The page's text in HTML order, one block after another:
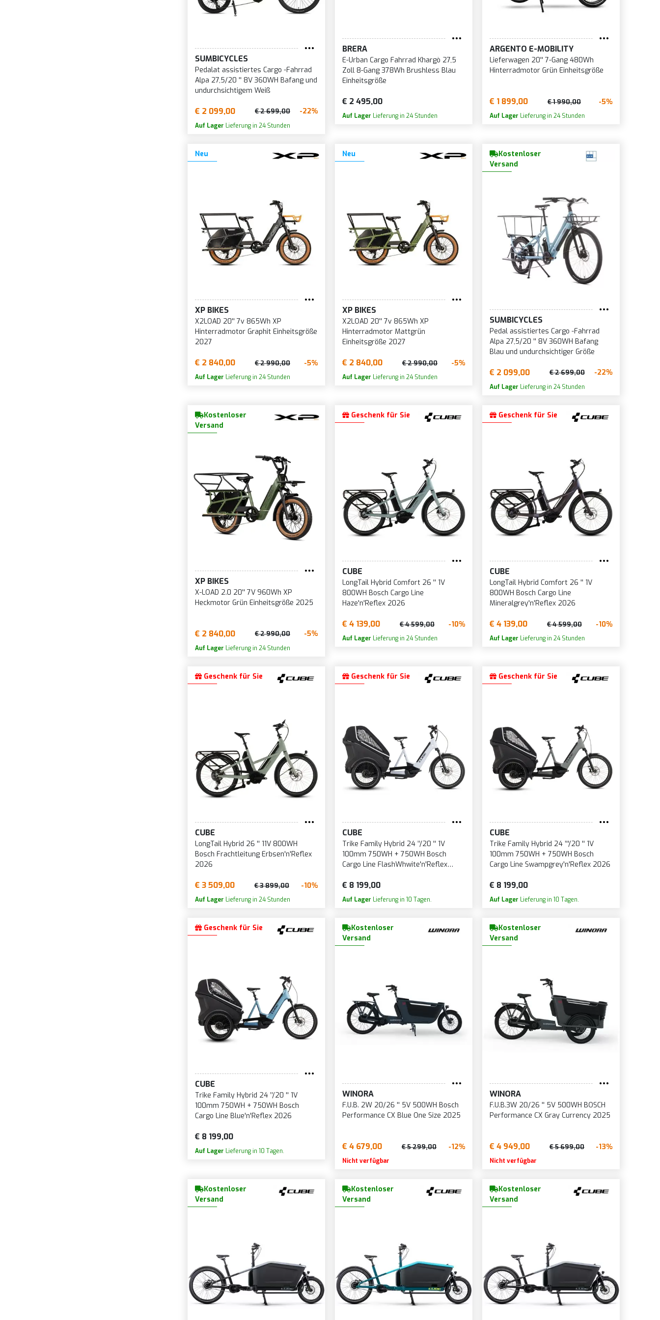
SUMBICYCLES
Pedalat assistiertes Cargo -Fahrrad
Alpa 27,5/20 '' 8V 360WH Bafang und
undurchsichtigem Weiß
€ 2 099,00 € 2 699,00 -22%
Auf Lager Lieferung in 24 Stunden
BRERA
E-Urban Cargo Fahrrad Khargò 27,5
Zoll 8-Gang 378Wh Brushless Blau
Einheitsgröße
€ 2 495,00
Auf Lager Lieferung in 24 Stunden
ARGENTO E-MOBILITY
Lieferwagen 20'' 7-Gang 480Wh
Hinterradmotor Grün Einheitsgröße
€ 1 899,00 € 1 990,00 -5%
Auf Lager Lieferung in 24 Stunden
Neu
XP BIKES
X2LOAD 20'' 7v 865Wh XP
Hinterradmotor Graphit Einheitsgröße
2027
€ 2 840,00 € 2 990,00 -5%
Auf Lager Lieferung in 24 Stunden
Neu
XP BIKES
X2LOAD 20'' 7v 865Wh XP
Hinterradmotor Mattgrün
Einheitsgröße 2027
€ 2 840,00 € 2 990,00 -5%
Auf Lager Lieferung in 24 Stunden
Kostenloser
Versand
SUMBICYCLES
Pedal assistiertes Cargo -Fahrrad
Alpa 27,5/20 '' 8V 360WH Bafang
Blau und undurchsichtiger Größe
€ 2 099,00 € 2 699,00 -22%
Auf Lager Lieferung in 24 Stunden
Kostenloser
Versand
XP BIKES
X-LOAD 2.0 20'' 7V 960Wh XP
Heckmotor Grün Einheitsgröße 2025
€ 2 840,00 € 2 990,00 -5%
Auf Lager Lieferung in 24 Stunden
Geschenk für Sie
CUBE
LongTail Hybrid Comfort 26 '' 1V
800WH Bosch Cargo Line
Haze'n'Reflex 2026
€ 4 139,00 € 4 599,00 -10%
Auf Lager Lieferung in 24 Stunden
Geschenk für Sie
CUBE
LongTail Hybrid Comfort 26 '' 1V
800WH Bosch Cargo Line
Mineralgrey'n'Reflex 2026
€ 4 139,00 € 4 599,00 -10%
Auf Lager Lieferung in 24 Stunden
Geschenk für Sie
CUBE
LongTail Hybrid 26 '' 11V 800WH
Bosch Frachtleitung Erbsen'n'Reflex
2026
€ 3 509,00 € 3 899,00 -10%
Auf Lager Lieferung in 24 Stunden
Geschenk für Sie
CUBE
Trike Family Hybrid 24 ’’/20 '' 1V
100mm 750WH + 750WH Bosch
Cargo Line FlashWhwite'n'Reflex
€ 8 199,00
Auf Lager Lieferung in 10 Tagen.
Geschenk für Sie
CUBE
Trike Family Hybrid 24 ’''/20 '' 1V
100mm 750WH + 750WH Bosch
Cargo Line Swampgrey'n'Reflex 2026
€ 8 199,00
Auf Lager Lieferung in 10 Tagen.
Geschenk für Sie
CUBE
Trike Family Hybrid 24 ’’/20 '' 1V
100mm 750WH + 750WH Bosch
Cargo Line Blue'n'Reflex 2026
€ 8 199,00
Auf Lager Lieferung in 10 Tagen.
Kostenloser
Versand
WINORA
F.U.B. 2W 20/26 '' 5V 500WH Bosch
Performance CX Blue One Size 2025
€ 4 679,00 € 5 299,00 -12%
Nicht verfügbar
Kostenloser
Versand
WINORA
F.U.B.3W 20/26 '' 5V 500WH BOSCH
Performance CX Gray Currency 2025
€ 4 949,00 € 5 699,00 -13%
Nicht verfügbar
Kostenloser
Versand
Kostenloser
Versand
Kostenloser
Versand